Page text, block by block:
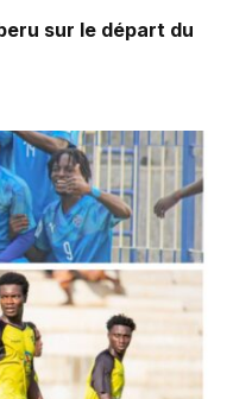
sur le départ du